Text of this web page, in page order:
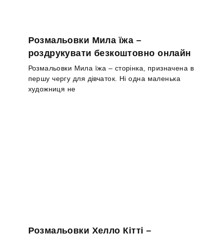
Розмальовки Мила їжа –
роздрукувати безкоштовно онлайн
Розмальовки Мила їжа – сторінка, призначена в
першу чергу для дівчаток. Ні одна маленька
художниця не
Розмальовки Хелло Кітті –